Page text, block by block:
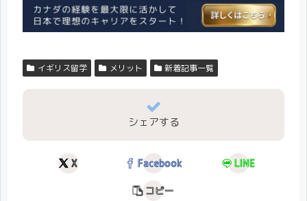
イギリス留学 メリット 新着記事一覧
シェアする
X Facebook LINE
コピー